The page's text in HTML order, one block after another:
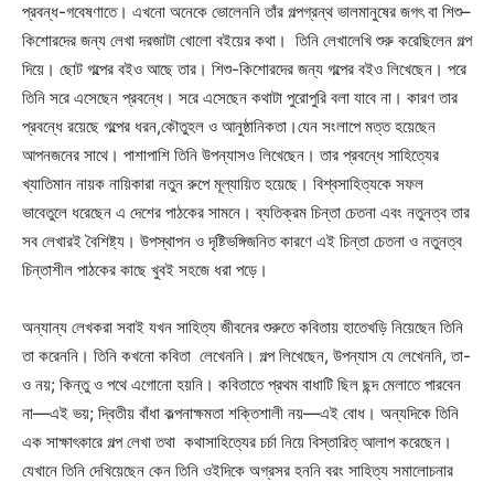
প্রবন্ধ-গবেষণাতে। এখনো অনেকে ভোলেননি তাঁর গল্পগ্রন্থ ভালমানুষের জগৎ বা শিশু–
কিশোরদের জন্য লেখা দরজাটা খোলো বইয়ের কথা। তিনি লেখালেখি শুরু করেছিলেন গল্প
দিয়ে। ছোট গল্পের বইও আছে তার। শিশু-কিশোরদের জন্য গল্পের বইও লিখেছেন। পরে
তিনি সরে এসেছেন প্রবন্ধে। সরে এসেছেন কথাটা পুরোপুরি বলা যাবে না। কারণ তার
প্রবন্ধে রয়েছে গল্পের ধরন,কৌতুহল ও আনুষ্ঠানিকতা।যেন সংলাপে মত্ত হয়েছেন
আপনজনের সাথে। পাশাপাশি তিনি উপন্যাসও লিখেছেন। তার প্রবন্ধে সাহিত্যের
খ্যাতিমান নায়ক নায়িকারা নতুন রুপে মূল্যায়িত হয়েছে। বিশ্বসাহিত্যকে সফল
ভাবেতুলে ধরেছেন এ দেশের পাঠকের সামনে। ব্যতিক্রম চিন্তা চেতনা এবং নতুনত্ব তার
সব লেখারই বৈশিষ্ট্য। উপস্থাপন ও দৃষ্টিভঙ্গিজনিত কারণে এই চিন্তা চেতনা ও নতুনত্ব
চিন্তাশীল পাঠকের কাছে খুবই সহজে ধরা পড়ে।
অন্যান্য লেখকরা সবাই যখন সাহিত্য জীবনের শুরুতে কবিতায় হাতেখড়ি নিয়েছেন তিনি
তা করেননি। তিনি কখনো কবিতা লেখেননি। গল্প লিখেছেন, উপন্যাস যে লেখেননি, তা-
ও নয়; কিন্তু ও পথে এগোনো হয়নি। কবিতাতে প্রথম বাধাটি ছিল ছন্দ মেলাতে পারবেন
না—এই ভয়; দ্বিতীয় বাঁধা কল্পনাক্ষমতা শক্তিশালী নয়—এই বোধ। অন্যদিকে তিনি
এক সাক্ষাৎকারে গল্প লেখা তথা কথাসাহিত্যের চর্চা নিয়ে বিস্তারিত্ আলাপ করেছেন।
যেখানে তিনি দেখিয়েছেন কেন তিনি ওইদিকে অগ্রসর হননি বরং সাহিত্য সমালোচনার